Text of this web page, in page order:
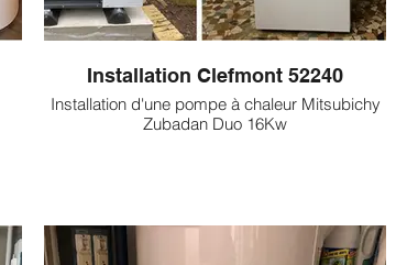
Installation Clefmont 52240
Installation d'une pompe à chaleur Mitsubichy
Zubadan Duo 16Kw